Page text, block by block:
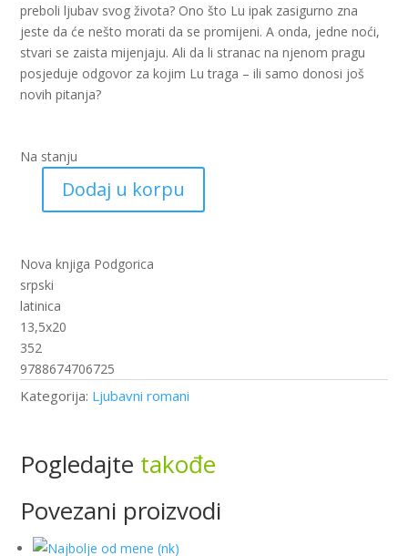
preboli ljubav svog života? Ono što Lu ipak zasigurno zna
jeste da će nešto morati da se promijeni. A onda, jedne noći,
stvari se zaista mijenjaju. Ali da li stranac na njenom pragu
posjeduje odgovor za kojim Lu traga – ili samo donosi još
novih pitanja?
Na stanju
količina
Dodaj u korpu
Nova knjiga Podgorica
srpski
latinica
13,5x20
352
9788674706725
Kategorija: Ljubavni romani
Pogledajte takođe
Povezani proizvodi